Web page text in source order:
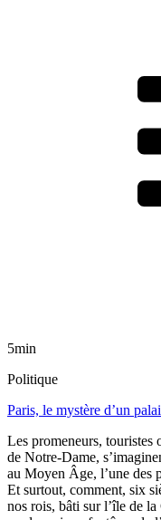
5min
Politique
Paris, le mystère d’un
Les promeneurs, touristes
de Notre-Dame,
au Moyen Âge, l’une des
Et surtout, comment, six
nos rois, bâti sur l’île de